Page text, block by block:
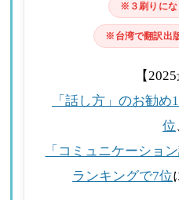
※３刷りにな
※台湾で翻訳出
【
「話し方」のお勧め
位
「コミュニケーショ
ランキングで7位